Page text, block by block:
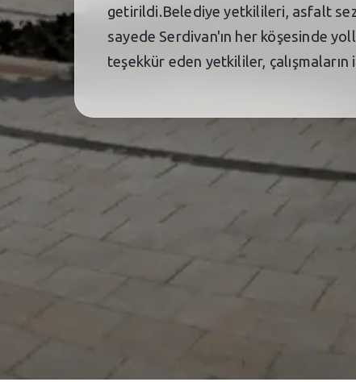
getirildi.Belediye yetkilileri, asfalt
sayede Serdivan'ın her köşesinde
teşekkür eden yetkililer, çalışmaların